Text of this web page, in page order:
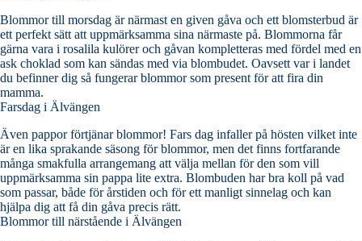
Blommor till morsdag är närmast en given gåva och ett blomsterbud är
ett perfekt sätt att uppmärksamma sina närmaste på. Blommorna får
gärna vara i rosalila kulörer och gåvan kompletteras med fördel med en
ask choklad som kan sändas med via blombudet. Oavsett var i landet
du befinner dig så fungerar blommor som present för att fira din
mamma.
Farsdag i Älvängen
Även pappor förtjänar blommor! Fars dag infaller på hösten vilket inte
är en lika sprakande säsong för blommor, men det finns fortfarande
många smakfulla arrangemang att välja mellan för den som vill
uppmärksamma sin pappa lite extra. Blombuden har bra koll på vad
som passar, både för årstiden och för ett manligt sinnelag och kan
hjälpa dig att få din gåva precis rätt.
Blommor till närstående i Älvängen